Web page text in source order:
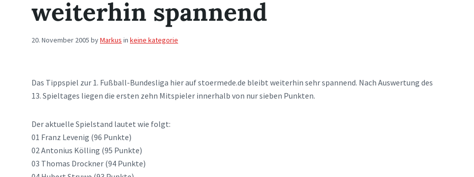
weiterhin spannend
20. November 2005 byMarkus in keine kategorie
Das Tippspiel zur 1. Fußball-Bundesliga hier auf stoermede.de bleibt weiterhin sehr spannend. Nach Auswertung des
13. Spieltages liegen die ersten zehn Mitspieler innerhalb von nur sieben Punkten.
Der aktuelle Spielstand lautet wie folgt:
01 Franz Levenig (96 Punkte)
02 Antonius Kölling (95 Punkte)
03 Thomas Drockner (94 Punkte)